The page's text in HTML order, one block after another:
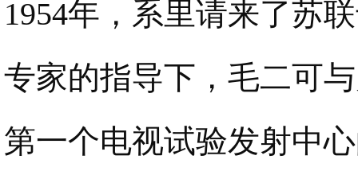
1954年，系里请来了苏
专家的指导下，毛二可
第一个电视试验发射中